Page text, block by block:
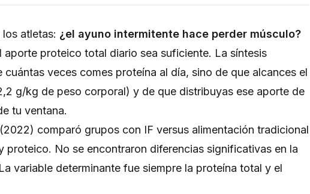
atletas: ¿el ayuno intermitente hace perder músculo?
aporte proteico total diario sea suficiente. La síntesis
veces comes proteína al día, sino de que alcances el
g/kg de peso corporal) y de que distribuyas ese aporte de
tu ventana.
comparó grupos con IF versus alimentación tradicional
proteico. No se encontraron diferencias significativas en la
variable determinante fue siempre la proteína total y el